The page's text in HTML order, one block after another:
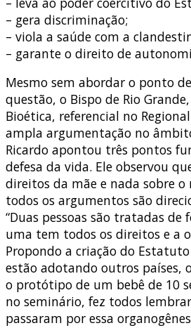
– gera discriminação;
– viola a saúde com a
– garante o direito de
Mesmo sem abordar o ponto
questão, o Bispo de Rio
Bioética, referencial no
ampla argumentação no
Ricardo apontou três pontos
defesa da vida. Ele observou
direitos da mãe e nada sobre
todos os argumentos são
“Duas pessoas são tratadas de
uma tem todos os direitos e a
Propondo a criação do
estão adotando outros países,
o protótipo de um bebê de 10
no seminário, fez todos
passaram por essa